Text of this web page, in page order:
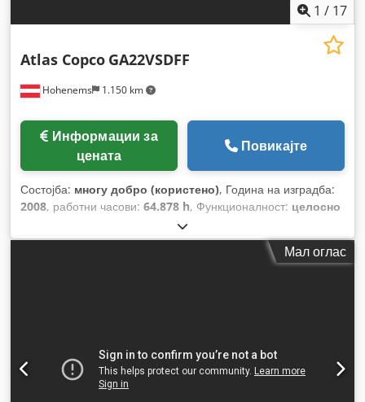
1 / 17
Hohenems 1.150 km
Atlas Copco GA22VSDFF
цената
Повикајте
Состојба: многу добро (користено), Година на изградба:
2008, работни часови: 64.878 h, Функционалност: целосно
Мал оглас